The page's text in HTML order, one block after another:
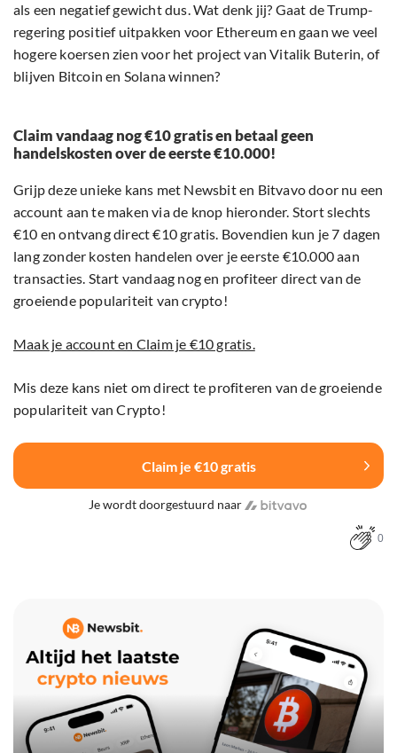
als een negatief gewicht dus. Wat denk jij? Gaat de Trump-
regering positief uitpakken voor Ethereum en gaan we veel
hogere koersen zien voor het project van Vitalik Buterin, of
blijven Bitcoin en Solana winnen?
Claim vandaag nog €10 gratis en betaal geen
handelskosten over de eerste €10.000!
Grijp deze unieke kans met Newsbit en Bitvavo door nu een
account aan te maken via de knop hieronder. Stort slechts
€10 en ontvang direct €10 gratis. Bovendien kun je 7 dagen
lang zonder kosten handelen over je eerste €10.000 aan
transacties. Start vandaag nog en profiteer direct van de
groeiende populariteit van crypto!
Maak je account en Claim je €10 gratis.
Mis deze kans niet om direct te profiteren van de groeiende
populariteit van Crypto!
Claim je €10 gratis
Je wordt doorgestuurd naar
0